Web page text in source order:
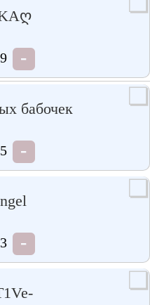
бабочек